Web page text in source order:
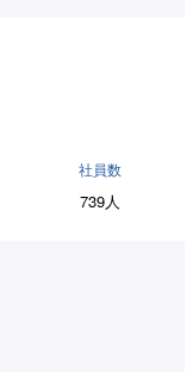
社員数
739人